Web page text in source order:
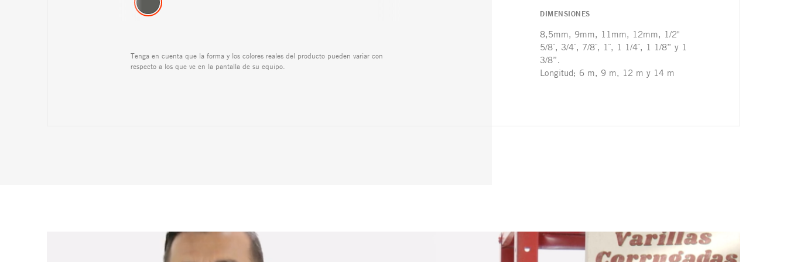
Tenga en cuenta que la forma y los colores reales del producto pueden variar con
respecto a los que ve en la pantalla de su equipo.
DIMENSIONES
8,5mm, 9mm, 11mm, 12mm, 1/2"
5/8¨, 3/4¨, 7/8¨, 1¨, 1 1/4¨, 1 1/8” y 1
3/8”.
Longitud; 6 m, 9 m, 12 m y 14 m